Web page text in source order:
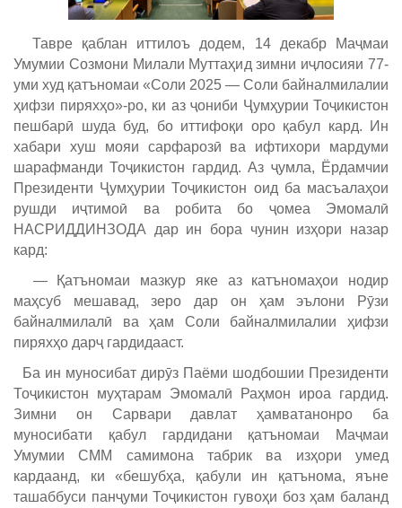
Тавре қаблан иттилоъ додем, 14 декабр Маҷмаи
Умумии Созмони Милали Муттаҳид зимни иҷлосияи 77-
уми худ қатъномаи «Соли 2025 — Соли байналмилалии
ҳифзи пиряхҳо»-ро, ки аз ҷониби Ҷумҳурии Тоҷикистон
пешбарӣ шуда буд, бо иттифоқи оро қабул кард. Ин
хабари хуш мояи сарфарозӣ ва ифтихори мардуми
шарафманди Тоҷикистон гардид. Аз ҷумла, Ёрдамчии
Президенти Ҷумҳурии Тоҷикистон оид ба масъалаҳои
рушди иҷтимоӣ ва робита бо ҷомеа Эмомалӣ
НАСРИДДИНЗОДА дар ин бора чунин изҳори назар
кард:
— Қатъномаи мазкур яке аз катъномаҳои нодир
маҳсуб мешавад, зеро дар он ҳам эълони Рӯзи
байналмилалӣ ва ҳам Соли байналмилалии ҳифзи
пиряхҳо дарҷ гардидааст.
Ба ин муносибат дирӯз Паёми шодбошии Президенти
Тоҷикистон муҳтарам Эмомалӣ Раҳмон ироа гардид.
Зимни он Сарвари давлат ҳамватанонро ба
муносибати қабул гардидани қатъномаи Маҷмаи
Умумии СММ самимона табрик ва изҳори умед
кардаанд, ки «бешубҳа, қабули ин қатънома, яъне
ташаббуси панҷуми Тоҷикистон гувоҳи боз ҳам баланд